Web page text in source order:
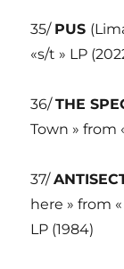
35/ PUS
«s/t » LP
36/THE
Town » from
37/
here » from
LP (1984)